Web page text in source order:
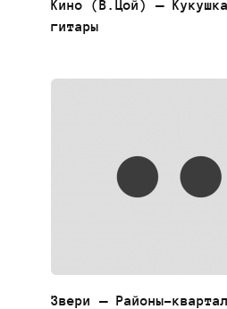
Кино (В.Цой) —
гитары
Звери — Районы-